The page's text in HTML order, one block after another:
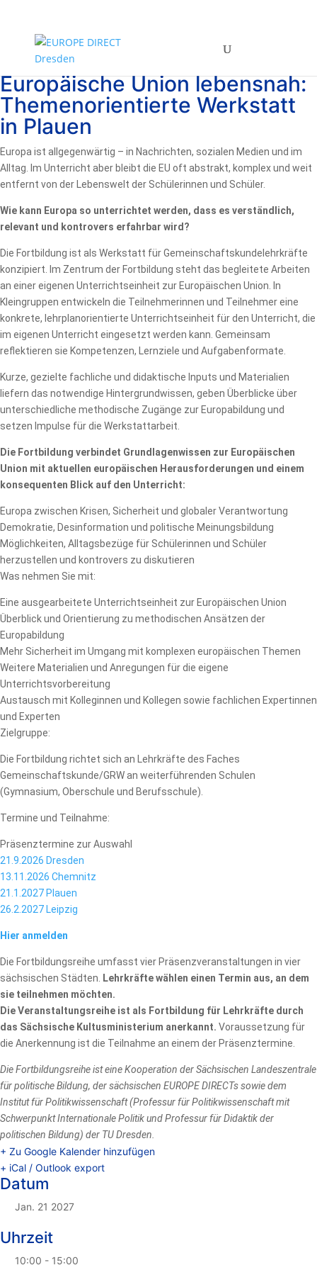
Europäische Union lebensnah:
Themenorientierte Werkstatt
in Plauen
Europa ist allgegenwärtig – in Nachrichten, sozialen Medien und im
Alltag. Im Unterricht aber bleibt die EU oft abstrakt, komplex und weit
entfernt von der Lebenswelt der Schülerinnen und Schüler.
Wie kann Europa so unterrichtet werden, dass es verständlich,
relevant und kontrovers erfahrbar wird?
Die Fortbildung ist als Werkstatt für Gemeinschaftskundelehrkräfte
konzipiert. Im Zentrum der Fortbildung steht das begleitete Arbeiten
an einer eigenen Unterrichtseinheit zur Europäischen Union. In
Kleingruppen entwickeln die Teilnehmerinnen und Teilnehmer eine
konkrete, lehrplanorientierte Unterrichtseinheit für den Unterricht, die
im eigenen Unterricht eingesetzt werden kann. Gemeinsam
reflektieren sie Kompetenzen, Lernziele und Aufgabenformate.
Kurze, gezielte fachliche und didaktische Inputs und Materialien
liefern das notwendige Hintergrundwissen, geben Überblicke über
unterschiedliche methodische Zugänge zur Europabildung und
setzen Impulse für die Werkstattarbeit.
Die Fortbildung verbindet Grundlagenwissen zur Europäischen
Union mit aktuellen europäischen Herausforderungen und einem
konsequenten Blick auf den Unterricht:
Europa zwischen Krisen, Sicherheit und globaler Verantwortung
Demokratie, Desinformation und politische Meinungsbildung
Möglichkeiten, Alltagsbezüge für Schülerinnen und Schüler
herzustellen und kontrovers zu diskutieren
Was nehmen Sie mit:
Eine ausgearbeitete Unterrichtseinheit zur Europäischen Union
Überblick und Orientierung zu methodischen Ansätzen der
Europabildung
Mehr Sicherheit im Umgang mit komplexen europäischen Themen
Weitere Materialien und Anregungen für die eigene
Unterrichtsvorbereitung
Austausch mit Kolleginnen und Kollegen sowie fachlichen Expertinnen
und Experten
Zielgruppe:
Die Fortbildung richtet sich an Lehrkräfte des Faches
Gemeinschaftskunde/GRW an weiterführenden Schulen
(Gymnasium, Oberschule und Berufsschule).
Termine und Teilnahme:
Präsenztermine zur Auswahl
21.9.2026 Dresden
13.11.2026 Chemnitz
21.1.2027 Plauen
26.2.2027 Leipzig
Hier anmelden
Die Fortbildungsreihe umfasst vier Präsenzveranstaltungen in vier
sächsischen Städten.
Lehrkräfte wählen einen Termin aus, an dem
sie teilnehmen möchten.
Die Veranstaltungsreihe ist als Fortbildung für Lehrkräfte durch
das Sächsische Kultusministerium anerkannt. Voraussetzung für
die Anerkennung ist die Teilnahme an einem der Präsenztermine.
Die Fortbildungsreihe ist eine Kooperation der Sächsischen Landeszentrale
für politische Bildung, der sächsischen EUROPE DIRECTs sowie dem
Institut für Politikwissenschaft (Professur für Politikwissenschaft mit
Schwerpunkt Internationale Politik und Professur für Didaktik der
politischen Bildung) der TU Dresden.
+ Zu Google Kalender hinzufügen
+ iCal / Outlook export
Datum
Jan. 21 2027
Uhrzeit
10:00 - 15:00